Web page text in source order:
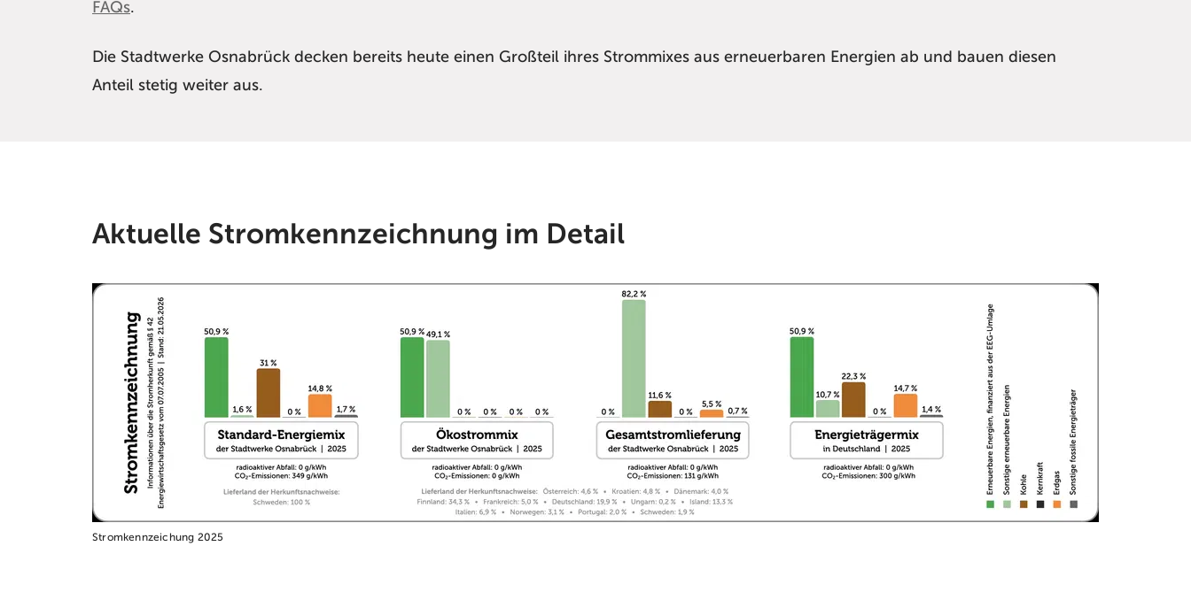
FAQs.
Die Stadtwerke Osnabrück decken bereits heute einen Großteil ihres Strommixes aus erneuerbaren Energien ab und bauen diesen
Anteil stetig weiter aus.
Aktuelle Stromkennzeichnung im Detail
Stromkennzeichung 2025